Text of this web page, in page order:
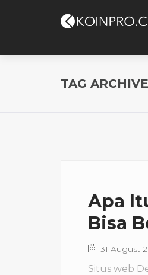
TAG
Apa
Bisa
31 August
Situs web